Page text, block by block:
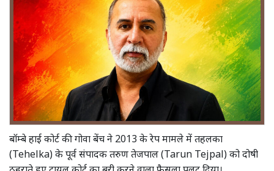
बॉम्बे हाई कोर्ट की गोवा बेंच ने 2013 के रेप मामले में तहलका
(Tehelka) के पूर्व संपादक तरुण तेजपाल (Tarun Tejpal) को दोषी